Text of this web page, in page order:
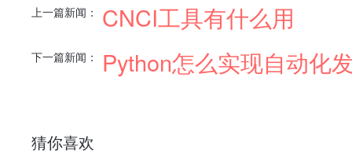
上一篇新闻： CNCI工具有什么用
下一篇新闻： Python怎么实现自动化
猜你喜欢